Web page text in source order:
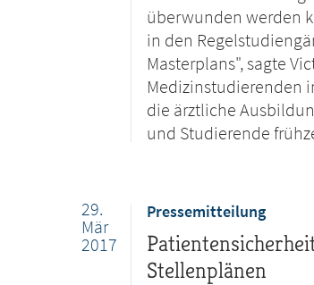
überwunden werden
in den
Masterplans", sagte
Medizinstudierenden
die ärztliche
und Studierende
29.
Mär
2017
Pressemitteilung
Stellenplänen